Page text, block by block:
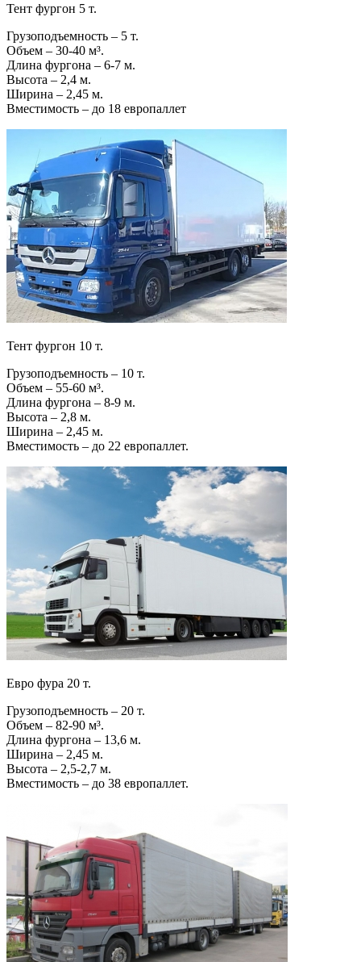
Тент фургон 5 т.
Грузоподъемность – 5 т.
Объем – 30-40 м³.
Длина фургона – 6-7 м.
Высота – 2,4 м.
Ширина – 2,45 м.
Вместимость – до 18 европаллет
Тент фургон 10 т.
Грузоподъемность – 10 т.
Объем – 55-60 м³.
Длина фургона – 8-9 м.
Высота – 2,8 м.
Ширина – 2,45 м.
Вместимость – до 22 европаллет.
Евро фура 20 т.
Грузоподъемность – 20 т.
Объем – 82-90 м³.
Длина фургона – 13,6 м.
Ширина – 2,45 м.
Высота – 2,5-2,7 м.
Вместимость – до 38 европаллет.